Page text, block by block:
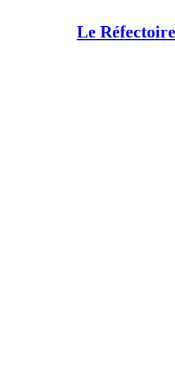
Le Réfectoire